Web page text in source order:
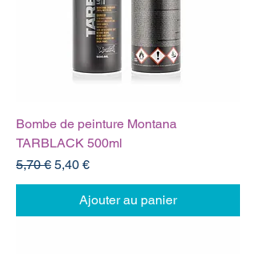
Bombe de peinture Montana
TARBLACK 500ml
Prix original
5,70 € Prix promotionnel
5,40 €
Ajouter au panier